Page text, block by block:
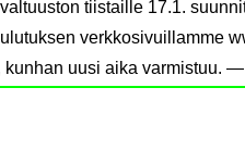
tiistaille 17.1.
verkkosivuillamme
kunhan uusi aika varmistuu.